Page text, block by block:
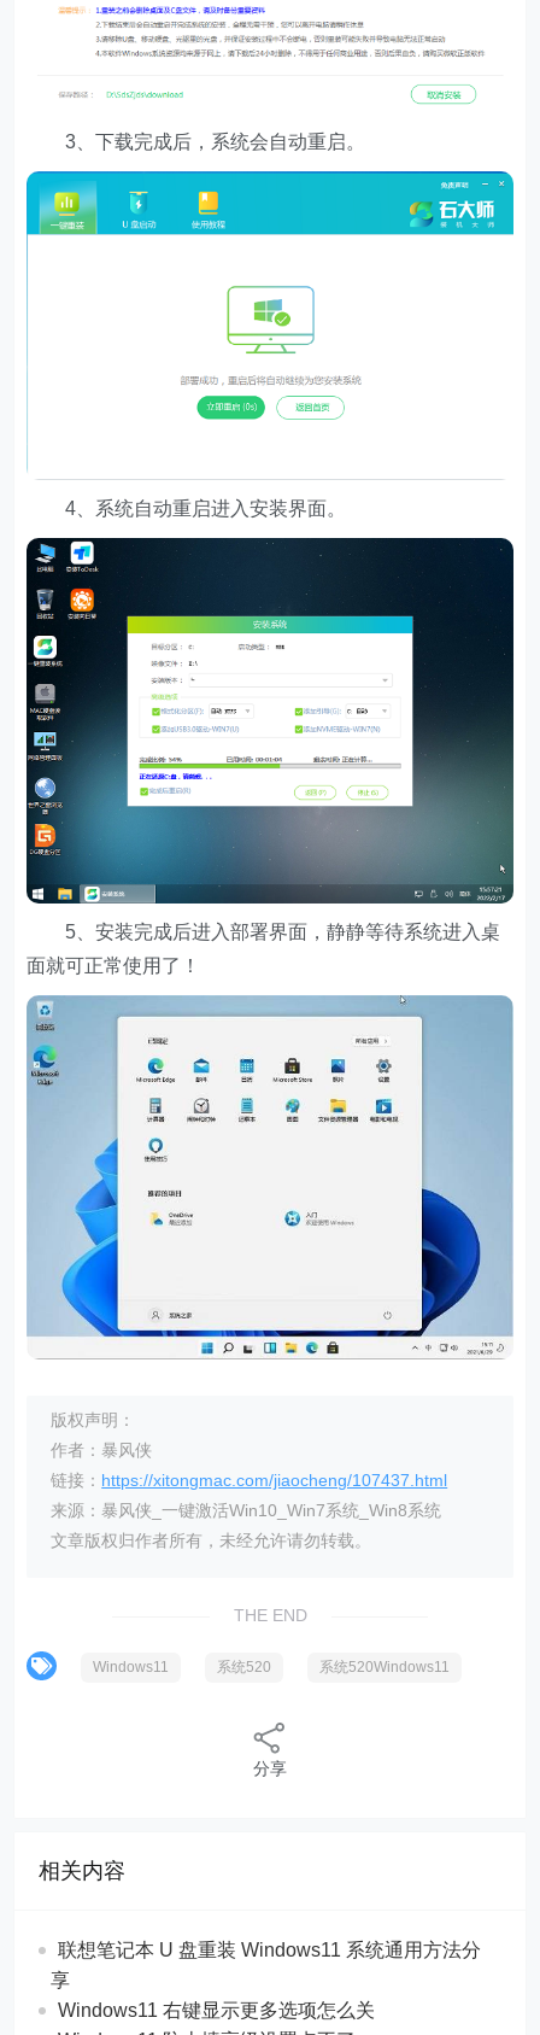
3、下载完成后，系统会自动重启。
4、系统自动重启进入安装界面。
5、安装完成后进入部署界面，静静等待系统进入桌
面就可正常使用了！
版权声明：
作者：暴风侠
链接： https://xitongmac.com/jiaocheng/107437.html
来源：暴风侠_一键激活Win10_Win7系统_Win8系统
文章版权归作者所有，未经允许请勿转载。
THE END
Windows11 系统520 系统520Windows11
分享
相关内容
联想笔记本 U 盘重装 Windows11 系统通用方法分
享
Windows11 右键显示更多选项怎么关